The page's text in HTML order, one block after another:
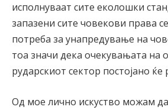
исполнуваат сите еколошки
запазени сите човекови права
потреба за унапредување на
тоа значи дека очекувањата на
рударскиот сектор постојано ќе
Од мое лично искуство можам